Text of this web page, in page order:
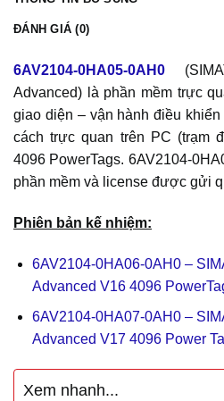
ĐÁNH GIÁ (0)
6AV2104-0HA05-0AH0
Advanced) là phần mềm trực
giao diện – vận hành điều
cách trực quan trên PC (trạm
4096 PowerTags. 6AV2104-
phần mềm và license được gửi
Phiên bản kế nhiệm:
6AV2104-0HA06-0AH0 –
Advanced V16 4096
6AV2104-0HA07-0AH0 –
Advanced V17 4096 Power
Xem nhanh...